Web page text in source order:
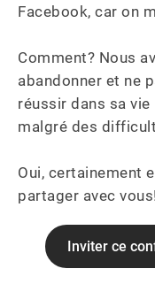
Facebook, car on
Comment? Nous
abandonner et ne
réussir dans sa
malgré des
Oui, certainement
partager avec
Inviter ce